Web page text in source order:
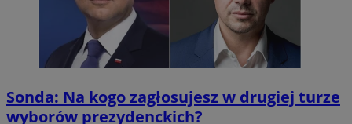
Sonda: Na kogo zagłosujesz w drugiej turze
wyborów prezydenckich?